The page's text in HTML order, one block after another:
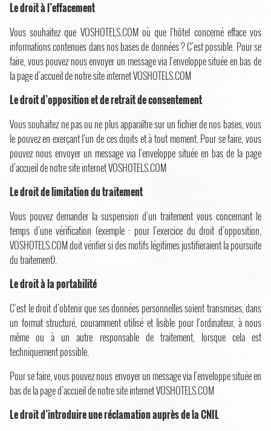
Le droit à l’effacement
Vous souhaitez que VOSHOTELS.COM où que l’hôtel concerné efface vos
informations contenues dans nos bases de données ? C’est possible. Pour se
faire, vous pouvez nous envoyer un message via l’enveloppe située en bas de
la page d’accueil de notre site internet VOSHOTELS.COM
Le droit d’opposition et de retrait de consentement
Vous souhaitez ne pas ou ne plus apparaître sur un fichier de nos bases, vous
le pouvez en exerçant l’un de ces droits et à tout moment. Pour se faire, vous
pouvez nous envoyer un message via l’enveloppe située en bas de la page
d’accueil de notre site internet VOSHOTELS.COM
Le droit de limitation du traitement
Vous pouvez demander la suspension d’un traitement vous concernant le
temps d’une vérification (exemple : pour l’exercice du droit d’opposition,
VOSHOTELS.COM doit vérifier si des motifs légitimes justifieraient la poursuite
du traitement).
Le droit à la portabilité
C’est le droit d’obtenir que ses données personnelles soient transmises, dans
un format structuré, couramment utilisé et lisible pour l’ordinateur, à nous
même ou à un autre responsable de traitement, lorsque cela est
techniquement possible.
Pour se faire, vous pouvez nous envoyer un message via l’enveloppe située en
bas de la page d’accueil de notre site internet VOSHOTELS.COM
Le droit d’introduire une réclamation auprès de la CNIL